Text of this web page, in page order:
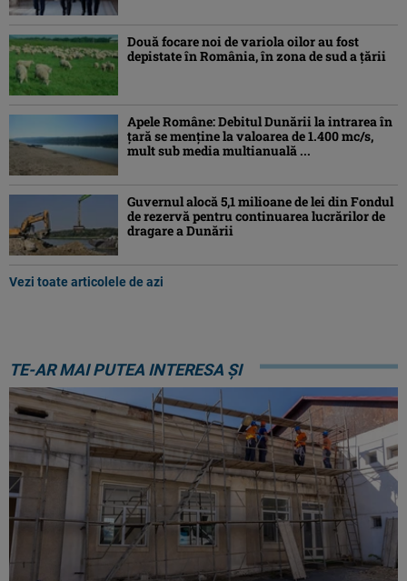
Două focare noi de variola oilor au fost
depistate în România, în zona de sud a țării
Apele Române: Debitul Dunării la intrarea în
țară se menține la valoarea de 1.400 mc/s,
mult sub media multianuală ...
Guvernul alocă 5,1 milioane de lei din Fondul
de rezervă pentru continuarea lucrărilor de
dragare a Dunării
Vezi toate articolele de azi
TE-AR MAI PUTEA INTERESA ȘI